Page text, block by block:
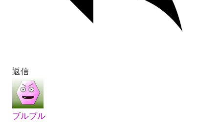
返信
ブルブル